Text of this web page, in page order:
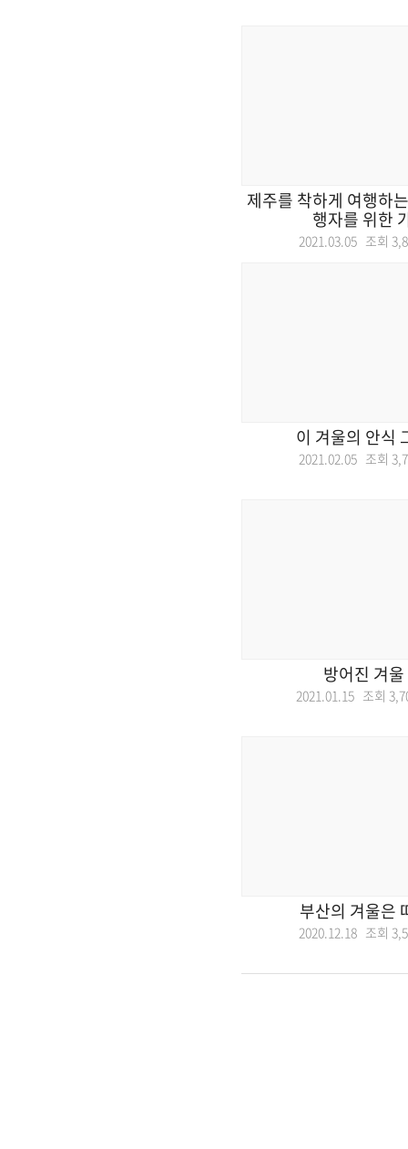
제주를 착하게 여행하
행자를 위한
2021.03.05 조회
이 겨울의 안식
2021.02.05 조회
방어진 겨
2021.01.15 조회
부산의 겨울은
2020.12.18 조회